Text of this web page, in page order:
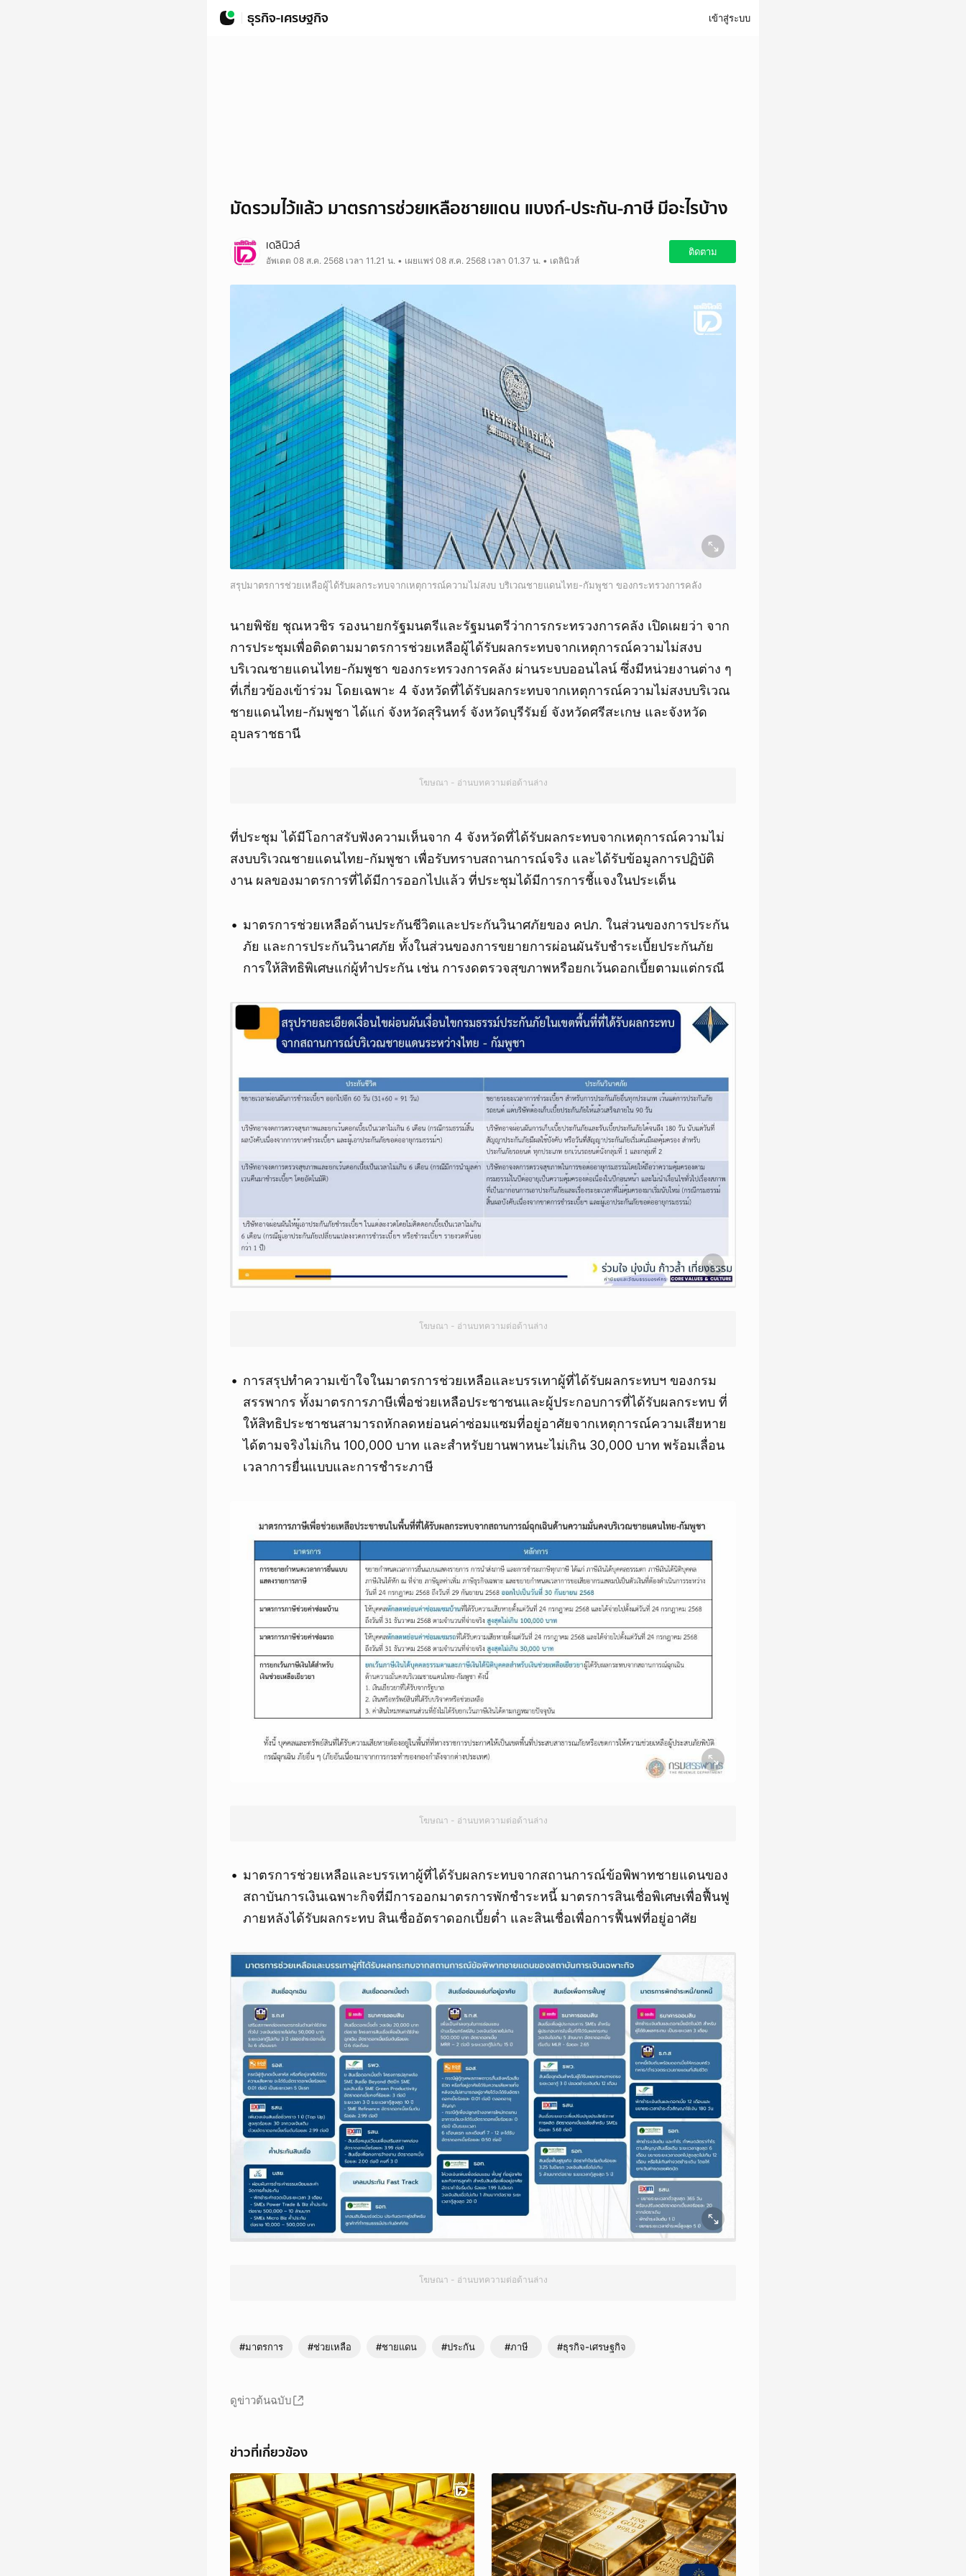
ธุรกิจ-เศรษฐกิจ เข้าสู่ระบบ
มัดรวมไว้แล้ว มาตรการช่วยเหลือชายแดน แบงก์-ประกัน-ภาษี มีอะไรบ้าง
เดลินิวส์
อัพเดต 08 ส.ค. 2568 เวลา 11.21 น. • เผยแพร่ 08 ส.ค. 2568 เวลา 01.37 น. • เดลินิวส์
ติดตาม
สรุปมาตรการช่วยเหลือผู้ได้รับผลกระทบจากเหตุการณ์ความไม่สงบ บริเวณชายแดนไทย-กัมพูชา ของกระทรวงการคลัง
นายพิชัย ชุณหวชิร รองนายกรัฐมนตรีและรัฐมนตรีว่าการกระทรวงการคลัง เปิดเผยว่า จาก
การประชุมเพื่อติดตามมาตรการช่วยเหลือผู้ได้รับผลกระทบจากเหตุการณ์ความไม่สงบ
บริเวณชายแดนไทย-กัมพูชา ของกระทรวงการคลัง ผ่านระบบออนไลน์ ซึ่งมีหน่วยงานต่าง ๆ
ที่เกี่ยวข้องเข้าร่วม โดยเฉพาะ 4 จังหวัดที่ได้รับผลกระทบจากเหตุการณ์ความไม่สงบบริเวณ
ชายแดนไทย-กัมพูชา ได้แก่ จังหวัดสุรินทร์ จังหวัดบุรีรัมย์ จังหวัดศรีสะเกษ และจังหวัด
อุบลราชธานี
โฆษณา - อ่านบทความต่อด้านล่าง
ที่ประชุม ได้มีโอกาสรับฟังความเห็นจาก 4 จังหวัดที่ได้รับผลกระทบจากเหตุการณ์ความไม่
สงบบริเวณชายแดนไทย-กัมพูชา เพื่อรับทราบสถานการณ์จริง และได้รับข้อมูลการปฏิบัติ
งาน ผลของมาตรการที่ได้มีการออกไปแล้ว ที่ประชุมได้มีการการชี้แจงในประเด็น
มาตรการช่วยเหลือด้านประกันชีวิตและประกันวินาศภัยของ คปภ. ในส่วนของการประกัน
ภัย และการประกันวินาศภัย ทั้งในส่วนของการขยายการผ่อนผันรับชำระเบี้ยประกันภัย
การให้สิทธิพิเศษแก่ผู้ทำประกัน เช่น การงดตรวจสุขภาพหรือยกเว้นดอกเบี้ยตามแต่กรณี
โฆษณา - อ่านบทความต่อด้านล่าง
การสรุปทำความเข้าใจในมาตรการช่วยเหลือและบรรเทาผู้ที่ได้รับผลกระทบฯ ของกรม
สรรพากร ทั้งมาตรการภาษีเพื่อช่วยเหลือประชาชนและผู้ประกอบการที่ได้รับผลกระทบ ที่
ให้สิทธิประชาชนสามารถหักลดหย่อนค่าซ่อมแซมที่อยู่อาศัยจากเหตุการณ์ความเสียหาย
ได้ตามจริงไม่เกิน 100,000 บาท และสำหรับยานพาหนะไม่เกิน 30,000 บาท พร้อมเลื่อน
เวลาการยื่นแบบและการชำระภาษี
โฆษณา - อ่านบทความต่อด้านล่าง
มาตรการช่วยเหลือและบรรเทาผู้ที่ได้รับผลกระทบจากสถานการณ์ข้อพิพาทชายแดนของ
สถาบันการเงินเฉพาะกิจที่มีการออกมาตรการพักชำระหนี้ มาตรการสินเชื่อพิเศษเพื่อฟื้นฟู
ภายหลังได้รับผลกระทบ สินเชื่ออัตราดอกเบี้ยต่ำ และสินเชื่อเพื่อการฟื้นฟที่อยู่อาศัย
โฆษณา - อ่านบทความต่อด้านล่าง
#มาตรการ #ช่วยเหลือ #ชายแดน #ประกัน #ภาษี #ธุรกิจ-เศรษฐกิจ
ดูข่าวต้นฉบับ
ข่าวที่เกี่ยวข้อง
ยกเลิก